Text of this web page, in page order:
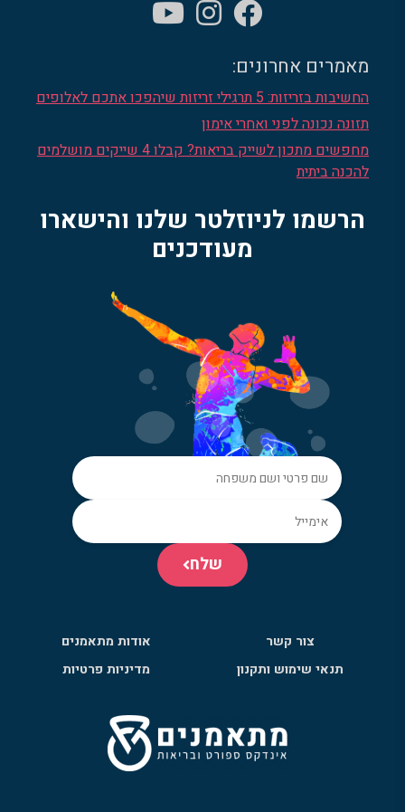
מאמרים אחרונים:
החשיבות בזריזות: 5 תרגילי זריזות שיהפכו אתכם לאלופים
תזונה נכונה לפני ואחרי אימון
מחפשים מתכון לשייק בריאות? קבלו 4 שייקים מושלמים
להכנה ביתית
הרשמו לניוזלטר שלנו והישארו
מעודכנים
שלח
צור קשר
אודות מתאמנים
תנאי שימוש ותקנון
מדיניות פרטיות